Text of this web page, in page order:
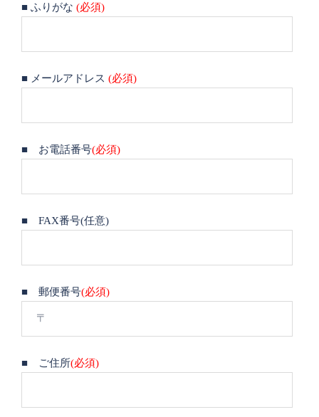
■ ふりがな (必須)
■ メールアドレス (必須)
■ お電話番号(必須)
■ FAX番号(任意)
■ 郵便番号(必須)
■ ご住所(必須)